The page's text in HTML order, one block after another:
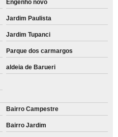
Engenho novo
Jardim Paulista
Jardim Tupanci
Parque dos carmargos
aldeia de Barueri
Bairro Campestre
Bairro Jardim